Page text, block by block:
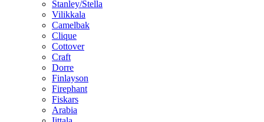
Stanley/Stella
Vilikkala
Camelbak
Clique
Cottover
Craft
Dorre
Finlayson
Firephant
Fiskars
Arabia